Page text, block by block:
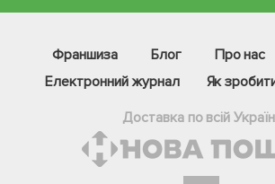
Франшиза Блог Про нас
Електронний журнал
Як
Доставка по всій